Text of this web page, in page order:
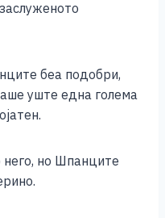
беа подобри,
уште една голема
но Шпанците